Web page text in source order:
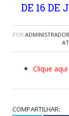
DE 16 DE
POR ADMINISTRADOR
Clique
COMPARTILHAR: